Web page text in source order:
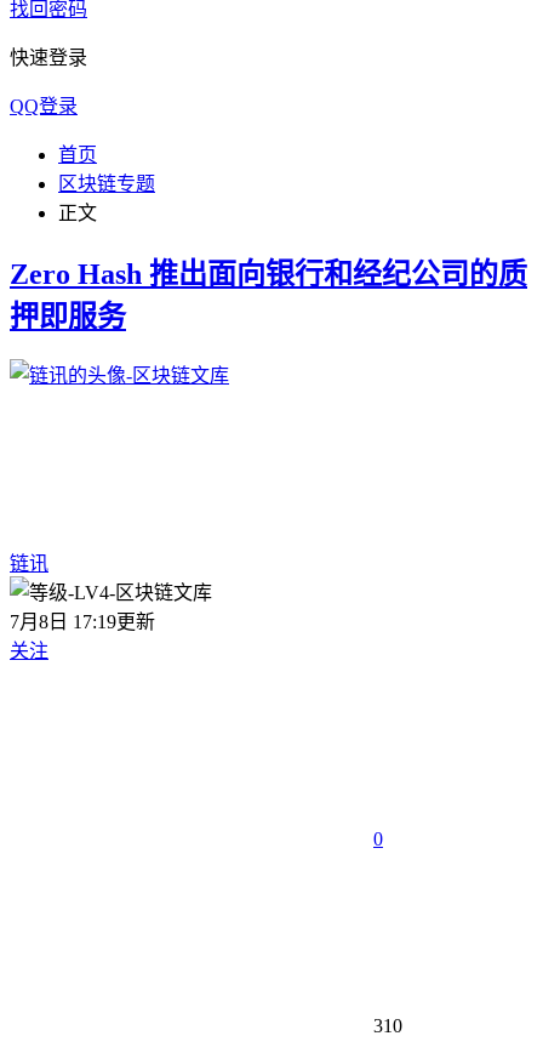
找回密码
快速登录
QQ登录
首页
区块链专题
正文
Zero Hash 推出面向银行和经纪公司的质
押即服务
链讯
7月8日 17:19更新
关注
0
310